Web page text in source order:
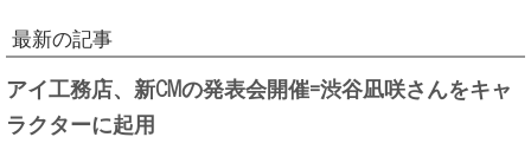
最新の記事
アイ工務店、新CMの発表会開催=渋谷凪咲さんをキャ
ラクターに起用